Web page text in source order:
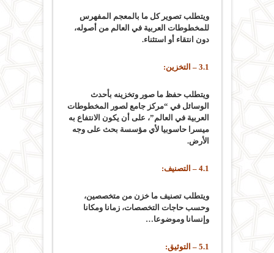
ويتطلب تصوير كل ما بالمعجم المفهرس
للمخطوطات العربية في العالم من أصوله،
دون انتقاء أو استثناء.
3.1 – التخزين:
ويتطلب حفظ ما صور وتخزينه بأحدث
الوسائل في “مركز جامع لصور المخطوطات
العربية في العالم”، على أن يكون الانتفاع به
ميسرا حاسوبيا لأي مؤسسة بحث على وجه
الأرض.
4.1 – التصنيف:
ويتطلب تصنيف ما خزن من متخصصين،
وحسب حاجات التخصصات، زمانا ومكانا
وإنسانا وموضوعا…
5.1 – التوثيق: